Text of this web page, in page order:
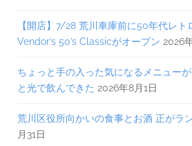
【開店】7/28 荒川車庫前に50年代レト
Vendor’s 50’s Classicがオープン 2026
ちょっと手の入った気になるメニュー
と光で飲んできた 2026年8月1日
荒川区役所向かいの食事とお酒 正がラ
月31日